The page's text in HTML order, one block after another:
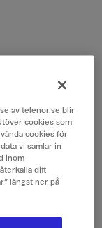
av telenor.se blir
cookies som
cookies för
vi samlar in
inom
ditt
längst ner på